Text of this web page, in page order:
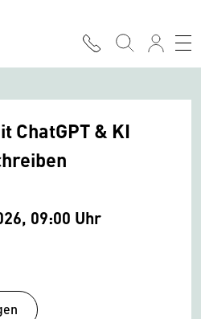
ChatGPT & KI
09:00 Uhr